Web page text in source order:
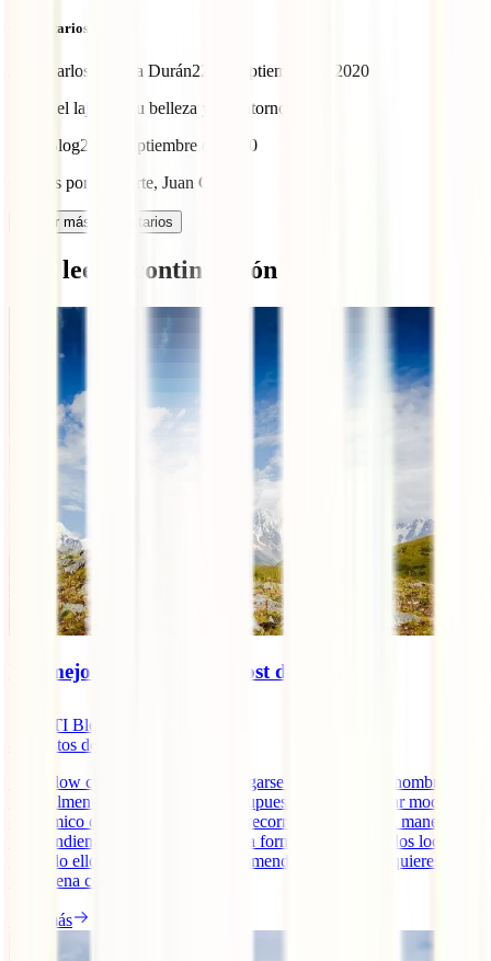
Comentarios (2)
Juan Carlos Loyola Durán22 de septiembre de 2020
Salto del laja por su belleza y su entorno
IATI Blog22 de septiembre de 2020
Gracias por tu aporte, Juan Carlos
Cargar más comentarios
Qué leer a continuación
Los mejores destinos low cost del mundo
IATI Blog
minutos de lectura
Viajar low cost no implica solo cargarse una mochila al hombro.
Normalmente, viajar con bajo presupuesto implica buscar modo más
económico de viajar pero también recorrer países de una manera
independiente y relacionarse de una forma estrecha con los locales.
Por todo ello, hay lugares más recomendables si lo que quieres es
una buena combinación [...]
Leer más